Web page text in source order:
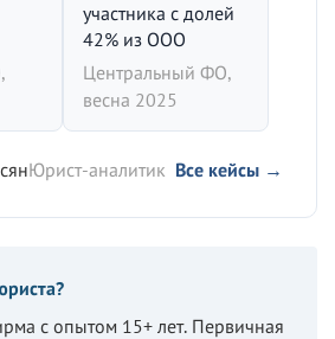
участника с долей
42% из ООО
Центральный ФО,
весна 2025
Юрист-аналитик Все кейсы →
с опытом 15+ лет. Первичная